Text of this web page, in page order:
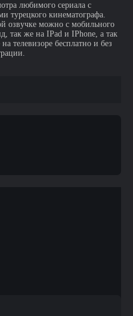
любимого сериала с
турецкого кинематографа.
озвучке можно с мобильного
так же на IPad и IPhone, а так
телевизоре бесплатно и без